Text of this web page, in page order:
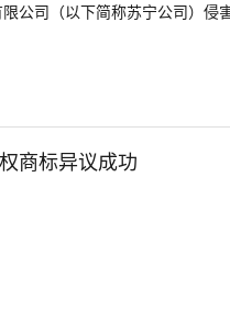
公司（以下简称苏宁公司）侵
商标异议成功